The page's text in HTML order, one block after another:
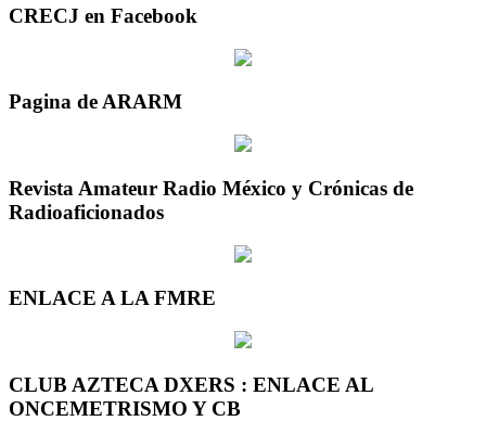
CRECJ en Facebook
Pagina de ARARM
Revista Amateur Radio México y Crónicas de
Radioaficionados
ENLACE A LA FMRE
CLUB AZTECA DXERS : ENLACE AL
ONCEMETRISMO Y CB